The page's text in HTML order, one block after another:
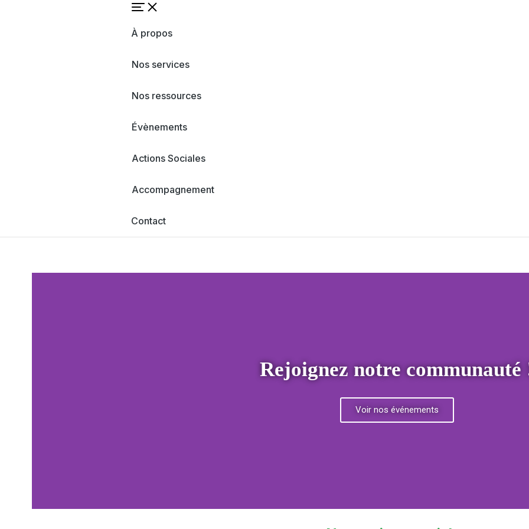
À propos
Nos services
Nos ressources
Évènements
Actions Sociales
Accompagnement
Contact
Rejoignez notre communauté
Voir nos événements